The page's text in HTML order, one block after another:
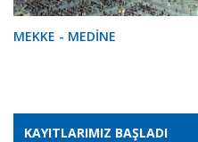
MEKKE - MEDİNE
KAYITLARIMIZ BAŞLADI